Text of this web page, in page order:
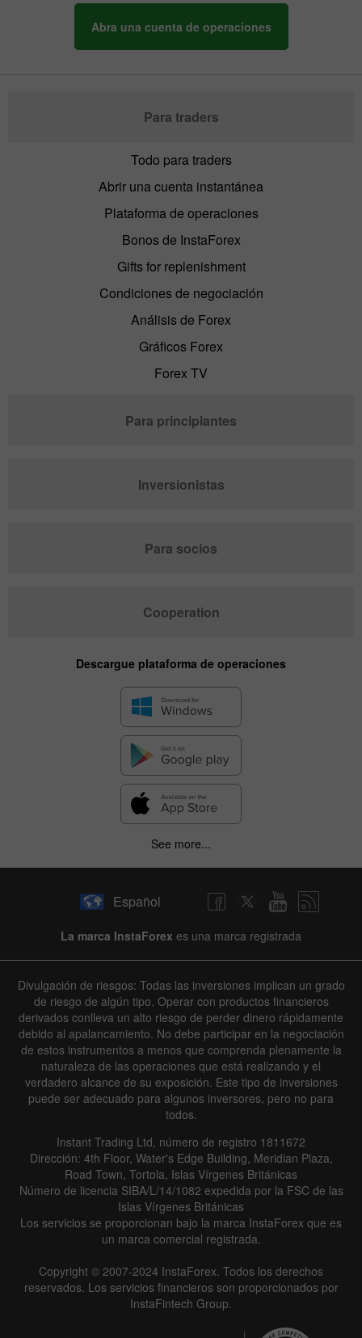
Abra una cuenta de operaciones
Para traders
Todo para traders
Abrir una cuenta instantánea
Plataforma de operaciones
Bonos de InstaForex
Gifts for replenishment
Condiciones de negociación
Análisis de Forex
Gráficos Forex
Forex TV
Para principiantes
Inversionistas
Para socios
Cooperation
Descargue plataforma de operaciones
See more...
Español
La marca InstaForex es una marca registrada
Divulgación de riesgos: Todas las inversiones implican un grado
de riesgo de algún tipo. Operar con productos financieros
derivados conlleva un alto riesgo de perder dinero rápidamente
debido al apalancamiento. No debe participar en la negociación
de estos instrumentos a menos que comprenda plenamente la
naturaleza de las operaciones que está realizando y el
verdadero alcance de su exposición. Este tipo de inversiones
puede ser adecuado para algunos inversores, pero no para
todos.
Instant Trading Ltd, número de registro 1811672
Dirección: 4th Floor, Water's Edge Building, Meridian Plaza,
Road Town, Tortola, Islas Vírgenes Británicas
Número de licencia SIBA/L/14/1082 expedida por la FSC de las
Islas Vírgenes Británicas
Los servicios se proporcionan bajo la marca InstaForex que es
un marca comercial registrada.
Copyright © 2007-2024 InstaForex. Todos los derechos
reservados. Los servicios financieros son proporcionados por
InstaFintech Group.